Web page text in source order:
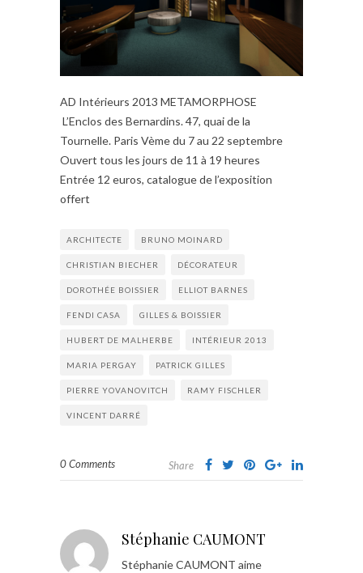
AD Intérieurs 2013 METAMORPHOSE
L’Enclos des Bernardins. 47, quai de la
Tournelle. Paris Vème du 7 au 22 septembre
Ouvert tous les jours de 11 à 19 heures
Entrée 12 euros, catalogue de l’exposition
offert
ARCHITECTE BRUNO MOINARD
CHRISTIAN BIECHER DÉCORATEUR
DOROTHÉE BOISSIER ELLIOT BARNES
FENDI CASA GILLES & BOISSIER
HUBERT DE MALHERBE INTÉRIEUR 2013
MARIA PERGAY PATRICK GILLES
PIERRE YOVANOVITCH RAMY FISCHLER
VINCENT DARRÉ
0 Comments Share
Stéphanie CAUMONT
Stéphanie CAUMONT aime